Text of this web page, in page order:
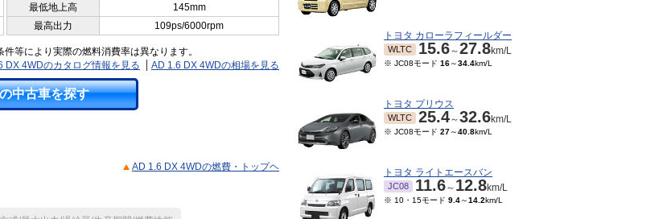
最低地上高
145mm
最高出力 109ps/6000rpm
等により実際の燃料消費率は異なります。
DX 4WDのカタログ情報を見る
AD 1.6 DX 4WDの相場を見る
中古車を探す
AD 1.6 DX 4WDの燃費・トップヘ
トヨタ カローラフィールダー
WLTC 15.6～27.8km/L
※ JC08モード 16～34.4km/L
トヨタ プリウス
WLTC 25.4～32.6km/L
※ JC08モード 27～40.8km/L
トヨタ ライトエースバン
JC08 11.6～ 12.8km/L
※ 10・15モード 9.4～14.2km/L